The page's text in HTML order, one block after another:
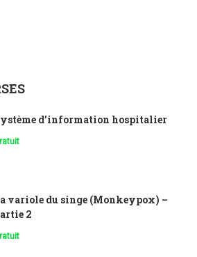
d’information hospitalier
variole du singe (Monkeypox) –
2